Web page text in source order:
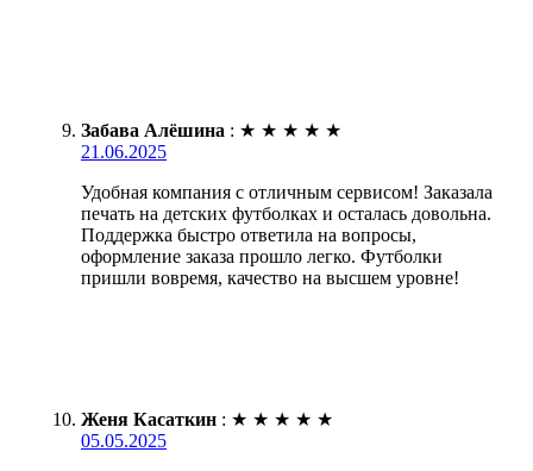
Забава Алёшина : ★ ★ ★ ★ ★
21.06.2025
Удобная компания с отличным сервисом! Заказала
печать на детских футболках и осталась довольна.
Поддержка быстро ответила на вопросы,
оформление заказа прошло легко. Футболки
пришли вовремя, качество на высшем уровне!
Женя Касаткин : ★ ★ ★ ★ ★
05.05.2025